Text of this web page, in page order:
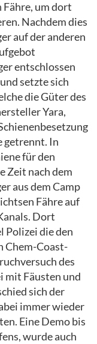
um dort
Nachdem dies
auf der anderen
entschlossen
setzte sich
die Güter des
Yara,
getrennt. In
für den
Zeit nach dem
aus dem Camp
Fähre auf
Dort
Polizei die den
Chem-Coast-
des
mit Fäusten und
sich der
immer wieder
Eine Demo bis
wurde auch